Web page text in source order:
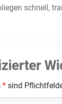
schnell,
* sind